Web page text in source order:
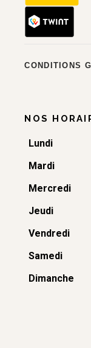
CONDITIONS
NOS
Lundi
Mardi
Mercredi
Jeudi
Vendredi
Samedi
Dimanche